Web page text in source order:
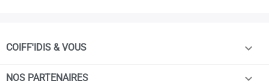
COIFF'IDIS & VOUS 
NOS PARTENAIRES 